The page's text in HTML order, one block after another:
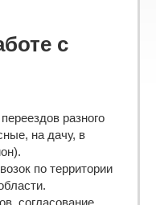
с
разного
на дачу, в
по территории
согласование